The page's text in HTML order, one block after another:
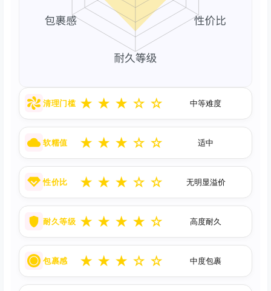
清理门槛 ★ ★ ★ ☆ ☆ 中等难度
软糯值 ★ ★ ★ ☆ ☆ 适中
性价比 ★ ★ ★ ☆ ☆ 无明显溢价
耐久等级 ★ ★ ★ ★ ☆ 高度耐久
包裹感 ★ ★ ★ ☆ ☆ 中度包裹